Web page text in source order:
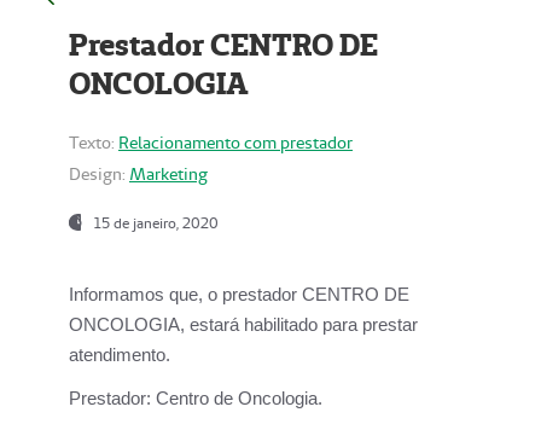
Prestador CENTRO DE
ONCOLOGIA
Texto: Relacionamento com prestador
Design: Marketing
15 de janeiro, 2020
Informamos que, o prestador CENTRO DE
ONCOLOGIA, estará habilitado para prestar
atendimento.
Prestador: Centro de Oncologia.